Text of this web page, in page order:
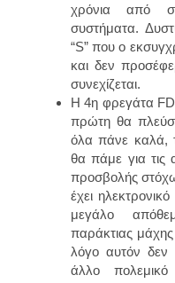
χρόνια από
συστήματα.
“S” που ο
και δεν
συνεχίζεται.
Η 4η φρεγάτα
πρώτη θα
όλα πάνε καλά,
θα πάμε για
προσβολής
έχει
μεγάλο
παράκτιας μάχης
λόγο αυτόν δεν
άλλο